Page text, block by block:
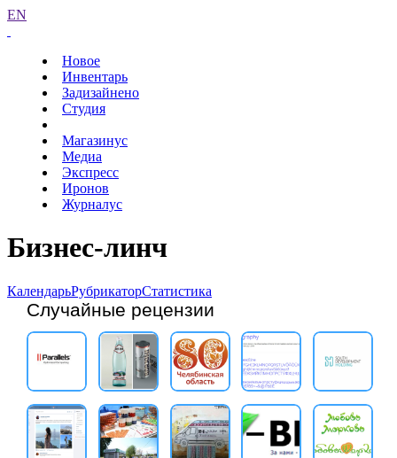
EN
Новое
Инвентарь
Задизайнено
Студия
Магазинус
Медиа
Экспресс
Иронов
Журналус
Бизнес-линч
КалендарьРубрикаторСтатистика
Случайные рецензии